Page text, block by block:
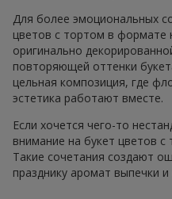
Для более эмоциональных
цветов с тортом в формате
оригинально
повторяющей оттенки
цельная композиция, где
эстетика работают вместе.
Если хочется чего-то
внимание на букет цветов
Такие сочетания создают
празднику аромат выпечки и